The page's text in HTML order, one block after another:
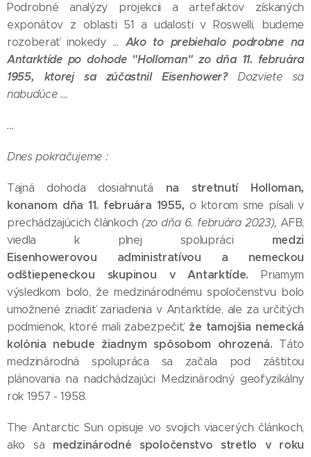
Podrobné analýzy projekcii a artefaktov získaných
exponátov z oblasti 51 a udalosti v Roswelli, budeme
rozoberať inokedy ... Ako to prebiehalo podrobne na
Antarktíde po dohode "Holloman" zo dňa 11. februára
1955, ktorej sa zúčastnil Eisenhower?Dozviete sa
nabudúce ...
...
Dnes pokračujeme :
Tajná dohoda dosiahnutá na stretnutí Holloman,
konanom dňa 11. februára 1955,o ktorom sme písali v
prechádzajúcich článkoch (zo dňa 6. februára 2023), AFB,
viedla k plnej spolupráci medzi
Eisenhowerovou administratívou a nemeckou
odštiepeneckou skupinou v Antarktíde. Priamym
výsledkom bolo, že medzinárodnému spoločenstvu bolo
umožnené zriadiť zariadenia v Antarktíde, ale za určitých
podmienok, ktoré mali zabezpečiť, že tamojšia nemecká
kolónia nebude žiadnym spôsobom ohrozená. Táto
medzinárodná spolupráca sa začala pod záštitou
plánovania na nadchádzajúci Medzinárodný geofyzikálny
rok 1957 - 1958.
The Antarctic Sun opisuje vo svojich viacerých článkoch,
ako sa medzinárodné spoločenstvo stretlo v roku